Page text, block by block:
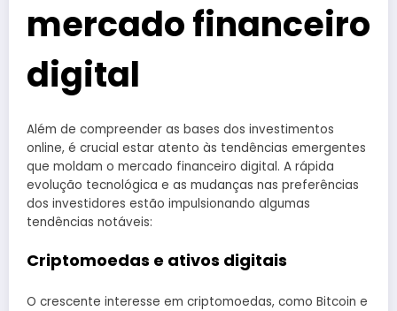
mercado financeiro
digital
Além de compreender as bases dos investimentos
online, é crucial estar atento às tendências emergentes
que moldam o mercado financeiro digital. A rápida
evolução tecnológica e as mudanças nas preferências
dos investidores estão impulsionando algumas
tendências notáveis:
Criptomoedas e ativos digitais
O crescente interesse em criptomoedas, como Bitcoin e